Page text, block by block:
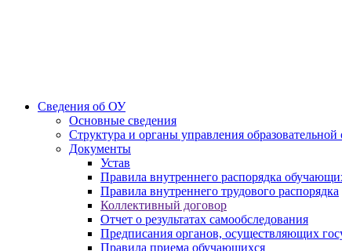
Сведения об ОУ
Основные сведения
Структура и органы управления образовательной
Документы
Устав
Правила внутреннего распорядка
Правила внутреннего трудового распорядка
Коллективный договор
Отчет о результатах самообследования
Предписания органов, осуществляющих
Правила приема обучающихся